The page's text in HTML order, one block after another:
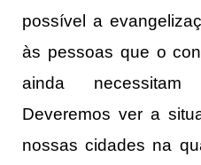
possível a
às pessoas que o
ainda necessitam
Deveremos ver a
nossas cidades na